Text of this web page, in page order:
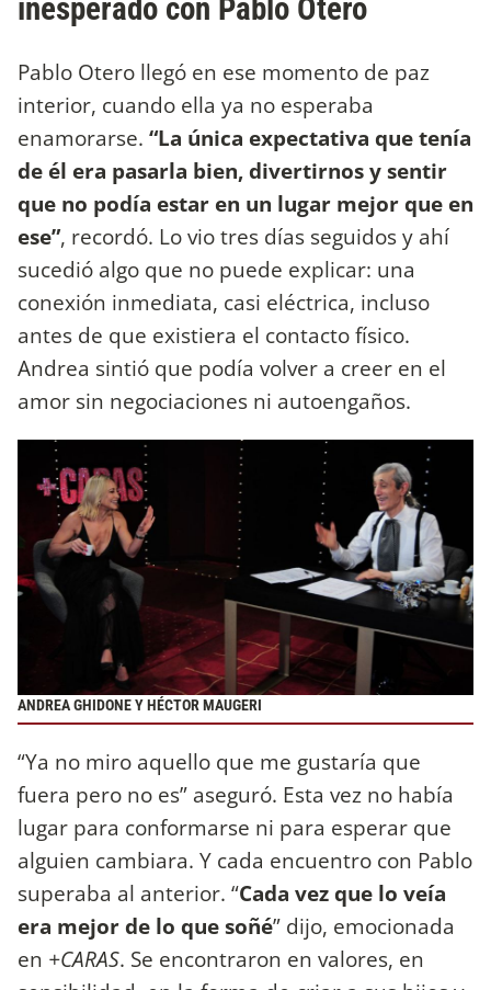
inesperado con Pablo Otero
Pablo Otero llegó en ese momento de paz
interior, cuando ella ya no esperaba
enamorarse. “La única expectativa que tenía
de él era pasarla bien, divertirnos y sentir
que no podía estar en un lugar mejor que en
ese”, recordó. Lo vio tres días seguidos y ahí
sucedió algo que no puede explicar: una
conexión inmediata, casi eléctrica, incluso
antes de que existiera el contacto físico.
Andrea sintió que podía volver a creer en el
amor sin negociaciones ni autoengaños.
ANDREA GHIDONE Y HÉCTOR MAUGERI
“Ya no miro aquello que me gustaría que
fuera pero no es” aseguró. Esta vez no había
lugar para conformarse ni para esperar que
alguien cambiara. Y cada encuentro con Pablo
superaba al anterior. “Cada vez que lo veía
era mejor de lo que soñé” dijo, emocionada
en +CARAS. Se encontraron en valores, en